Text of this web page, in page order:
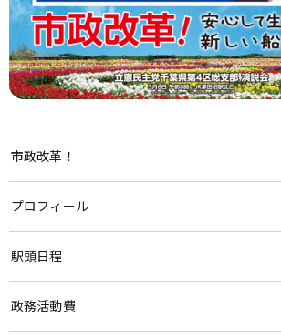
市政改革！
プロフィール
駅頭日程
政務活動費